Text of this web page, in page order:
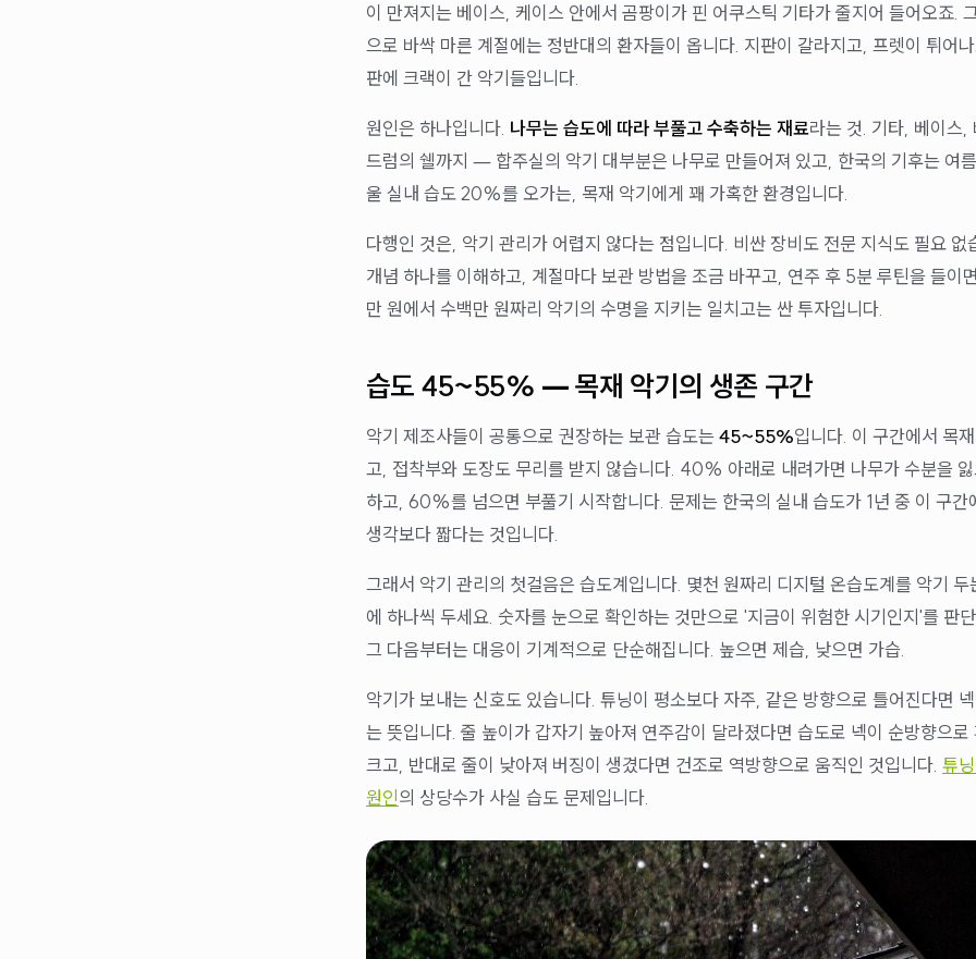
이 만져지는 베이스, 케이스 안에서 곰팡이가 핀 어쿠스틱 기타가 줄지어 들어오죠.
으로 바싹 마른 계절에는 정반대의 환자들이 옵니다. 지판이 갈라지고, 프렛이 튀어
판에 크랙이 간 악기들입니다.
원인은 하나입니다. 나무는 습도에 따라 부풀고 수축하는 재료라는 것. 기타, 베이스,
드럼의 쉘까지 — 합주실의 악기 대부분은 나무로 만들어져 있고, 한국의 기후는 여
울 실내 습도 20%를 오가는, 목재 악기에게 꽤 가혹한 환경입니다.
다행인 것은, 악기 관리가 어렵지 않다는 점입니다. 비싼 장비도 전문 지식도 필요 없
개념 하나를 이해하고, 계절마다 보관 방법을 조금 바꾸고, 연주 후 5분 루틴을 들이
만 원에서 수백만 원짜리 악기의 수명을 지키는 일치고는 싼 투자입니다.
습도 45~55% — 목재 악기의 생존 구간
악기 제조사들이 공통으로 권장하는 보관 습도는45~55%입니다. 이 구간에서 목
고, 접착부와 도장도 무리를 받지 않습니다. 40% 아래로 내려가면 나무가 수분을
하고, 60%를 넘으면 부풀기 시작합니다. 문제는 한국의 실내 습도가 1년 중 이 구간
생각보다 짧다는 것입니다.
그래서 악기 관리의 첫걸음은 습도계입니다. 몇천 원짜리 디지털 온습도계를 악기
에 하나씩 두세요. 숫자를 눈으로 확인하는 것만으로 '지금이 위험한 시기인지'를 판
그 다음부터는 대응이 기계적으로 단순해집니다. 높으면 제습, 낮으면 가습.
악기가 보내는 신호도 있습니다. 튜닝이 평소보다 자주, 같은 방향으로 틀어진다면
는 뜻입니다. 줄 높이가 갑자기 높아져 연주감이 달라졌다면 습도로 넥이 순방향으로
크고, 반대로 줄이 낮아져 버징이 생겼다면 건조로 역방향으로 움직인 것입니다. 튜
원인의 상당수가 사실 습도 문제입니다.